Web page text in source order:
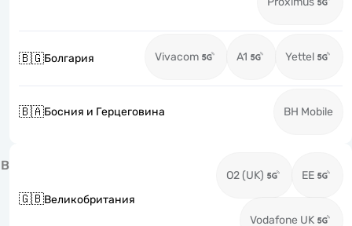
🇧🇬Болгария Vivacom A1 Yettel
🇧🇦Босния и Герцеговина BH Mobile
В
🇬🇧Великобритания
O2 (UK) EE
Vodafone UK